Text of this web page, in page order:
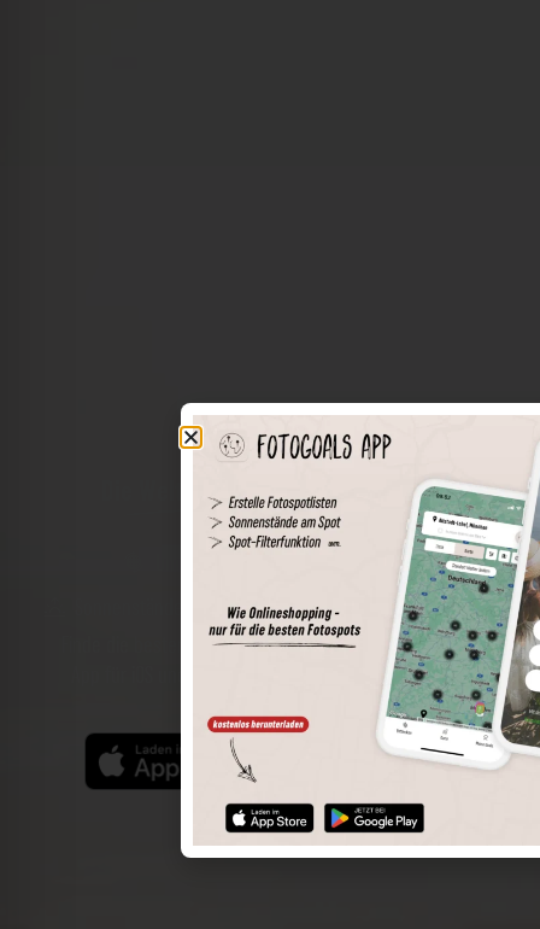
Die Welt der Orte in deiner Tasche
Spots speichern
Sonnenstände am Spot
Spotdetails
Filterfunktion
Finde die besten Fotospots noch einfacher mit unserer
App für iOS und Android und genieße einen größeren